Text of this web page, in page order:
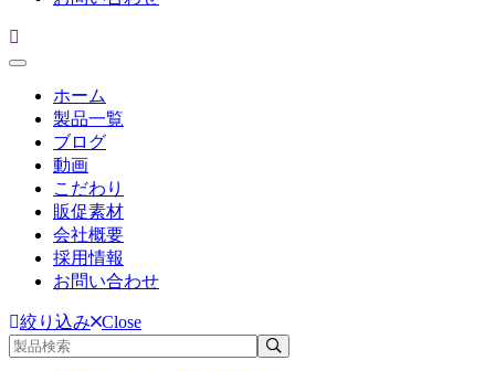
ホーム
製品一覧
ブログ
動画
こだわり
販促素材
会社概要
採用情報
お問い合わせ
絞り込み Close